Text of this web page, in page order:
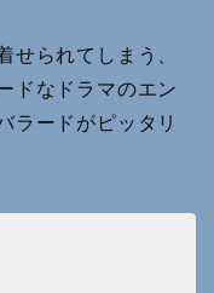
せられてしまう、
ドなドラマのエン
ラードがピッタリ